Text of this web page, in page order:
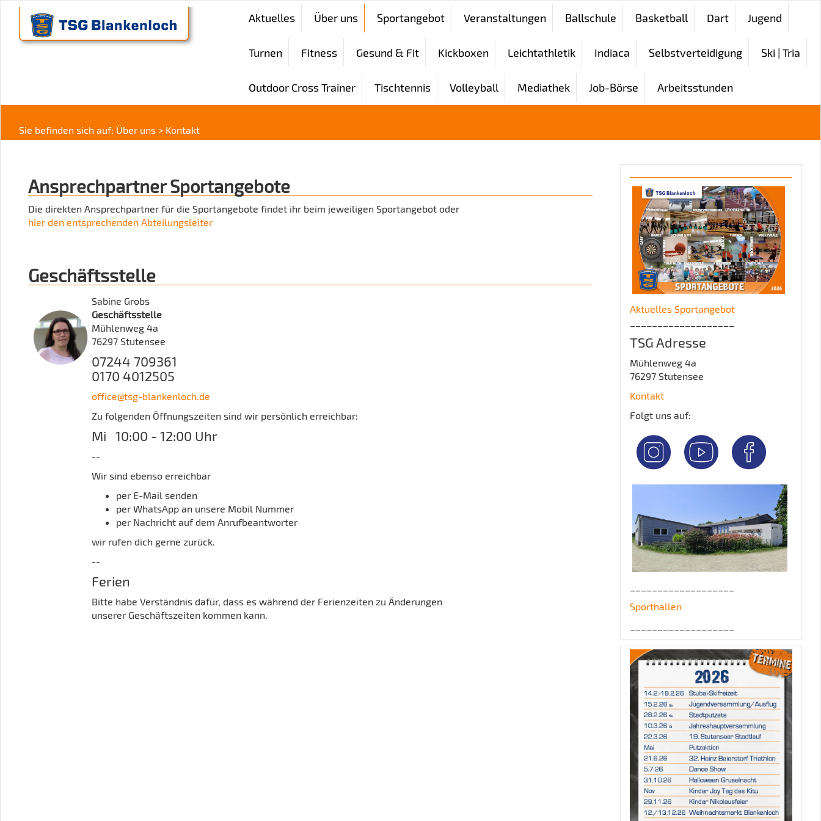
Aktuelles Über uns Sportangebot Veranstaltungen Ballschule Basketball Dart Jugend
Turnen Fitness Gesund & Fit Kickboxen Leichtathletik Indiaca Selbstverteidigung Ski | Tria
Outdoor Cross Trainer Tischtennis Volleyball Mediathek Job-Börse Arbeitsstunden
Sie befinden sich auf: Über uns > Kontakt
Ansprechpartner Sportangebote
Die direkten Ansprechpartner für die Sportangebote findet ihr beim jeweiligen Sportangebot oder
hier den entsprechenden Abteilungsleiter
Geschäftsstelle
Sabine Grobs
Geschäftsstelle
Mühlenweg 4a
76297 Stutensee
07244 709361
0170 4012505
office@tsg-blankenloch.de
Zu folgenden Öffnungszeiten sind wir persönlich erreichbar:
Mi 10:00 - 12:00 Uhr
--
Wir sind ebenso erreichbar
per E-Mail senden
per WhatsApp an unsere Mobil Nummer
per Nachricht auf dem Anrufbeantworter
wir rufen dich gerne zurück.
--
Ferien
Bitte habe Verständnis dafür, dass es während der Ferienzeiten zu Änderungen
unserer Geschäftszeiten kommen kann.
Aktuelles Sportangebot
TSG Adresse
Mühlenweg 4a
76297 Stutensee
Kontakt
Folgt uns auf:
Sporthallen